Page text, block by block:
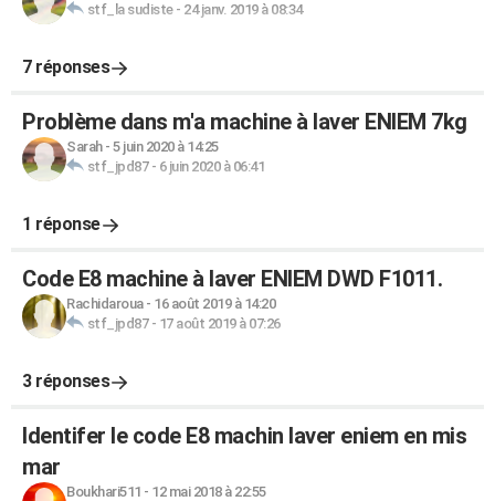
stf_la sudiste- 24 janv. 2019 à 08:34
7 réponses
Problème dans m'a machine à laver ENIEM 7kg
Sarah- 5 juin 2020 à 14:25
stf_jpd87- 6 juin 2020 à 06:41
1 réponse
Code E8 machine à laver ENIEM DWD F1011.
Rachidaroua- 16 août 2019 à 14:20
stf_jpd87- 17 août 2019 à 07:26
3 réponses
Identifer le code E8 machin laver eniem en mis
mar
Boukhari511 - 12 mai 2018 à 22:55